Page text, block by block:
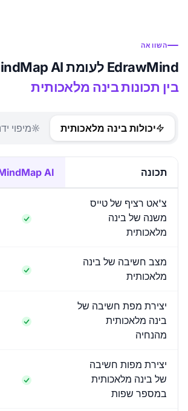
השוואה
EdrawMind לעומת MindMap AI:
בין תכונות בינה מלאכותית
יכולות בינה מלאכותית מיפוי
תכונה AI
צ'אט רציף של טייס
משנה של בינה
מלאכותית
מצב חשיבה של בינה
מלאכותית
יצירת מפת חשיבה של
בינה מלאכותית
מהנחיה
יצירת מפות חשיבה
של בינה מלאכותית
במספר שפות